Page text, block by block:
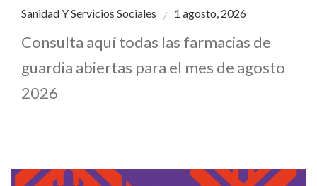
Sanidad Y Servicios Sociales 1 agosto, 2026
Consulta aquí todas las farmacias de
guardia abiertas para el mes de agosto
2026